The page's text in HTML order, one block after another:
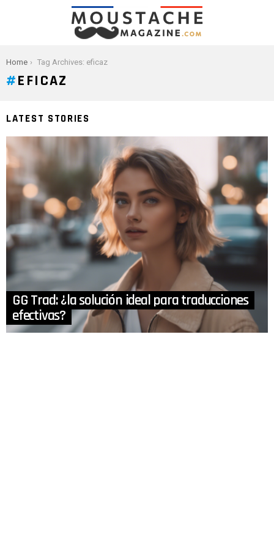
You are here:
Home Tag Archives: eficaz
EFICAZ
LATEST STORIES
GG Trad: ¿la solución ideal para traducciones
efectivas?